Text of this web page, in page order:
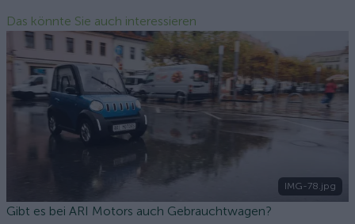
Das könnte Sie auch interessieren
IMG-78.jpg
Gibt es bei ARI Motors auch Gebrauchtwagen?